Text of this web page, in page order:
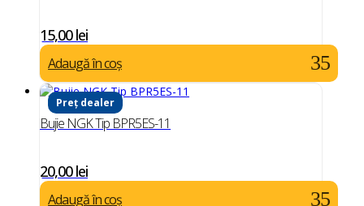
15,00lei
Adaugă în coș
Preț dealer
Bujie NGK Tip BPR5ES-11
20,00lei
Adaugă în coș